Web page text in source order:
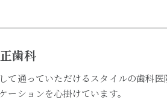
歯科
て通っていただけるスタイルの歯科
ーションを心掛けています。